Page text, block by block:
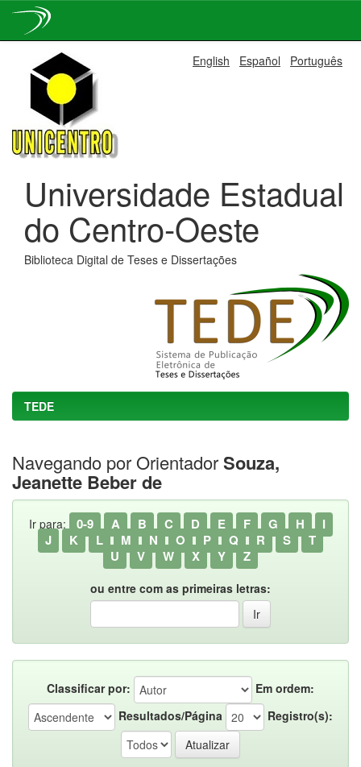
navigation
English Español Português
Universidade Estadual
do Centro-Oeste
Biblioteca Digital de Teses e Dissertações
TEDE
Navegando por OrientadorSouza,
Jeanette Beber de
Ir para: 0-9 A B C D E F G H
I
J
K L M N O P Q R S
T
U
V W X Y Z
ou entre com as primeiras letras:
Classificar por:
Em ordem:
Resultados/Página
Registro(s):